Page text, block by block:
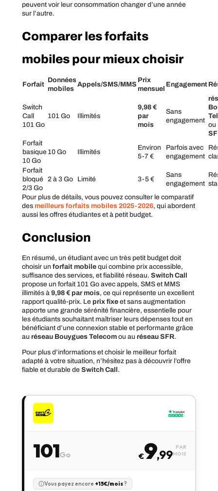
peuvent voir leur consommation changer d’une année
sur l’autre.
Comparer les forfaits
mobiles pour mieux choisir
Forfait
Données
mobiles
Appels/SMS/MMS
Prix
mensuel
Engagement
Switch
Call
101 Go
101 Go Illimités
9,98 €
par
mois
Sans
engagement
ou
Forfait
basique
10 Go
10 Go Illimités
Environ
5-7 €
Parfois avec
engagement
Forfait
bloqué
2/3 Go
2 à 3 Go Limité 3-5 €
Sans
engagement
Pour plus de détails, vous pouvez consulter le comparatif
des meilleurs forfaits mobiles 2025-2026, qui abordent
aussi les offres étudiantes et à petit budget.
Conclusion
En résumé, un étudiant avec un très petit budget doit
choisir un forfait mobilequi combine prix accessible,
suffisance des services, et fiabilité réseau. Switch Call
propose un forfait 101 Go avec appels, SMS et MMS
illimités à 9,98 € par mois, ce qui représente un excellent
rapport qualité-prix. Le prix fixeet sans augmentation
apporte une grande sérénité financière, essentielle pour
les étudiants souhaitant maîtriser leurs dépenses tout en
bénéficiant d’une connexion stable et performante grâce
au réseau Bouygues Telecomou au réseau SFR.
Pour plus d’informations et choisir le meilleur forfait
adapté à votre situation, n’hésitez pas à découvrir l’offre
fiable et durable de Switch Call.
101Go €9,99
PAR
MOIS
Vous payez encore +15€/mois?